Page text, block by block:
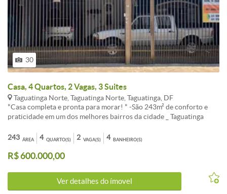
30
Casa, 4 Quartos, 2 Vagas, 3 Suites
Taguatinga Norte, Taguatinga Norte, Taguatinga, DF
*Casa completa e pronta para morar! * -São 243m² de conforto e
praticidade em um dos melhores bairros da cidade _ Taguatinga
arejada, com rica iluminação natural ! -Armários planejados em
todos os ambientes TÉRREO 4 quartos 3 suítes + 1 Banheiro social -
Sala ampla, iluminada naturalmente : integrando 3 ambientes __ sala
= Hall de entrada -Garagem para 2 carros , porte grande PISO
SUPERIOR -Solarium , isto é, área aberta com jardim suspenso -
ÁREA
243 QUARTO(S)
4 VAGA(S)
2 BANHEIRO(S)
4
R$ 600.000,00
Ver detalhes do ímovel